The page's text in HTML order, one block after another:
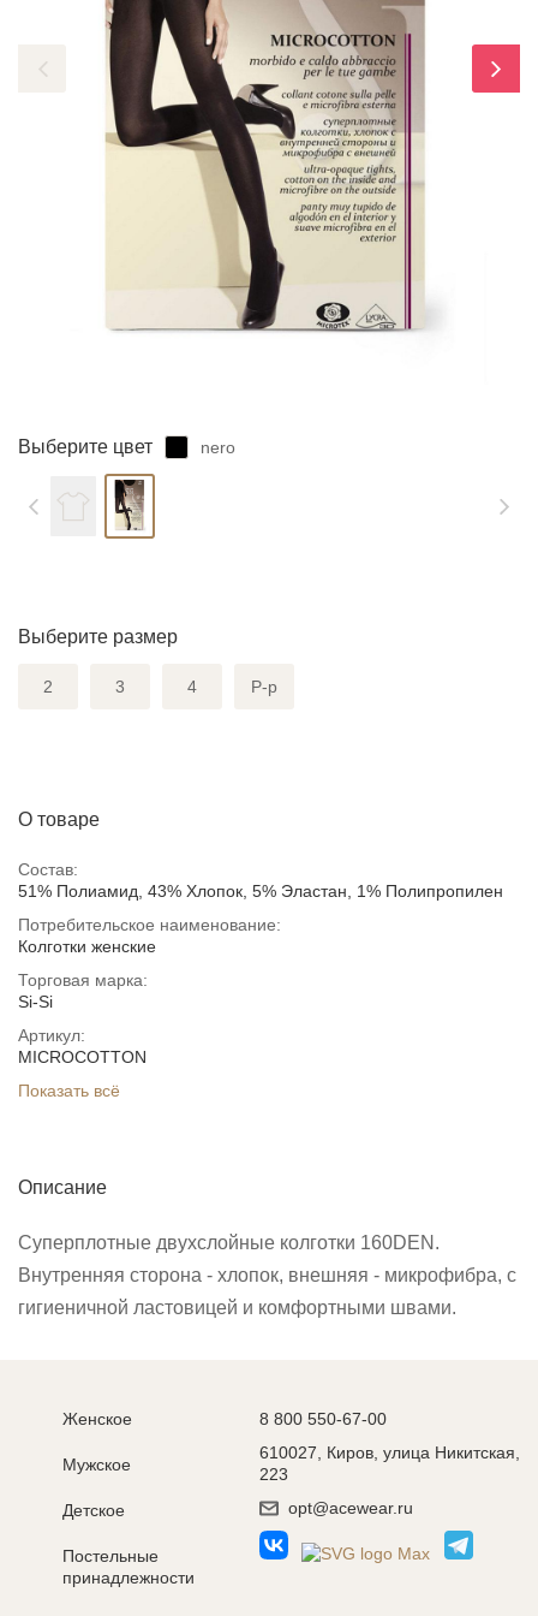
Выберите цвет nero
Выберите размер
2 3 4 Р-р
О товаре
Состав:
51% Полиамид, 43% Хлопок, 5% Эластан, 1% Полипропилен
Потребительское наименование:
Колготки женские
Торговая марка:
Si-Si
Артикул:
MICROCOTTON
Показать всё
Описание
Суперплотные двухслойные колготки 160DEN.
Внутренняя сторона - хлопок, внешняя - микрофибра, с
гигиеничной ластовицей и комфортными швами.
Женское
Мужское
Детское
Постельные
принадлежности
8 800 550-67-00
610027, Киров, улица Никитская,
223
opt@acewear.ru